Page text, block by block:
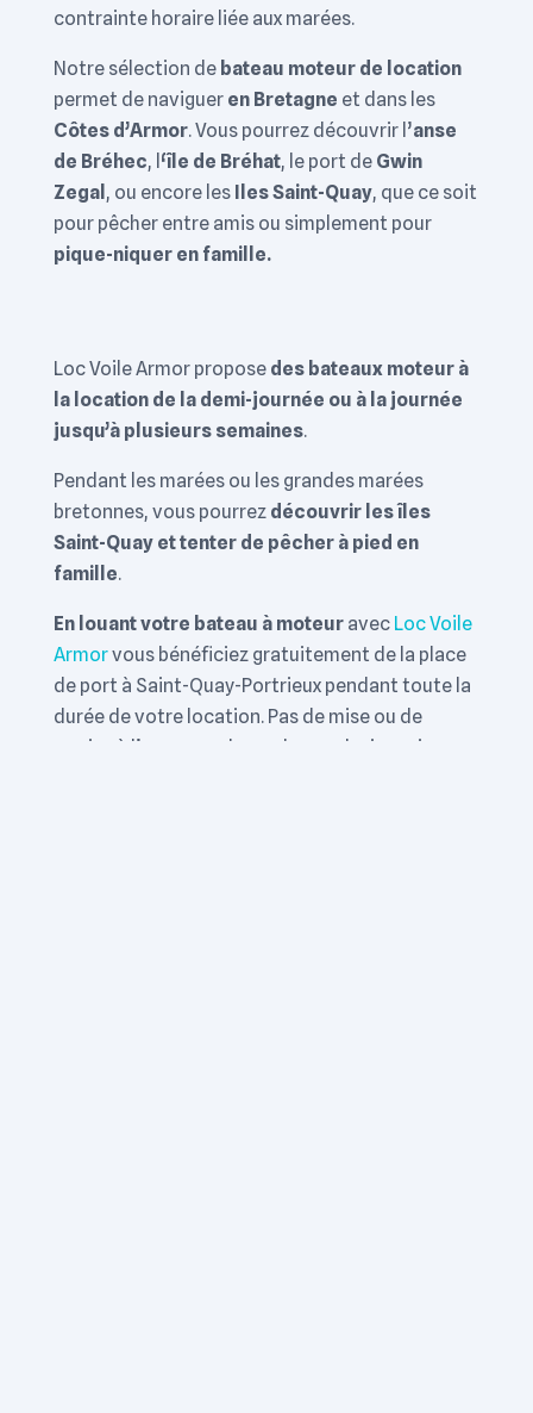
contrainte horaire liée aux marées.
Notre sélection de bateau moteur de location
permet de naviguer en Bretagne et dans les
Côtes d’Armor. Vous pourrez découvrir l’anse
de Bréhec, l ‘île de Bréhat, le port de Gwin
Zegal , ou encore les Iles Saint-Quay, que ce soit
pour pêcher entre amis ou simplement pour
pique-niquer en famille.
Loc Voile Armor propose des bateaux moteur à
la location de la demi-journée ou à la journée
jusqu’à plusieurs semaines.
Pendant les marées ou les grandes marées
bretonnes, vous pourrez découvrir les îles
Saint-Quay et tenter de pêcher à pied en
famille.
En louant votre bateau à moteur avec Loc Voile
Armorvous bénéficiez gratuitement de la place
de port à Saint-Quay-Portrieux pendant toute la
durée de votre location. Pas de mise ou de
remise à l’eau quand vous louez plusieurs jours.